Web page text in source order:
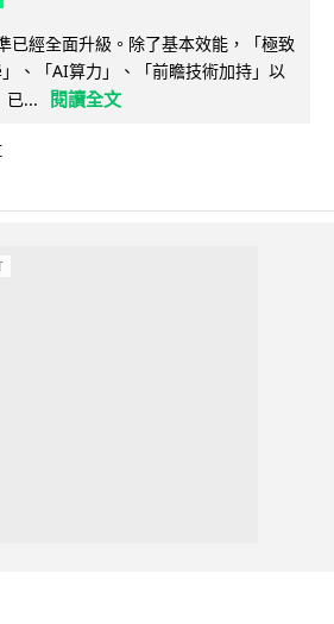
已經全面升級。除了基本效能，「極致
、「AI算力」、「前瞻技術加持」以
已...
閱讀全文